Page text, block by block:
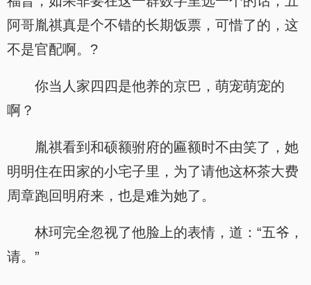
阿哥胤祺真是个不错的长期饭票，可惜了的，这
不是官配啊。?
你当人家四四是他养的京巴，萌宠萌宠的
啊？
胤祺看到和硕额驸府的匾额时不由笑了，她
明明住在田家的小宅子里，为了请他这杯茶大费
周章跑回明府来，也是难为她了。
林珂完全忽视了他脸上的表情，道：“五爷，
请。”